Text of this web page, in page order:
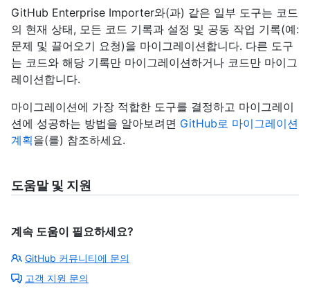
GitHub Enterprise Importer와(과) 같은 일부 도구는 코드
의 현재 상태, 모든 코드 기록과 설정 및 공동 작업 기록(예:
문제 및 끌어오기 요청)을 마이그레이션합니다. 다른 도구
는 코드와 해당 기록만 마이그레이션하거나 코드만 마이그
레이션합니다.
마이그레이션에 가장 적합한 도구를 결정하고 마이그레이
션에 성공하는 방법을 알아보려면 GitHub로 마이그레이션
계획을(를) 참조하세요.
도움말 및 지원
계속 도움이 필요하세요?
GitHub 커뮤니티에 문의
고객 지원 문의